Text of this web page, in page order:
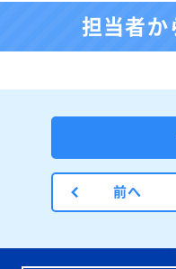
担当者か
前へ